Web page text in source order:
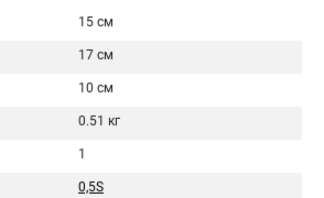
15 см
17 см
10 см
0.51 кг
1
0,5S